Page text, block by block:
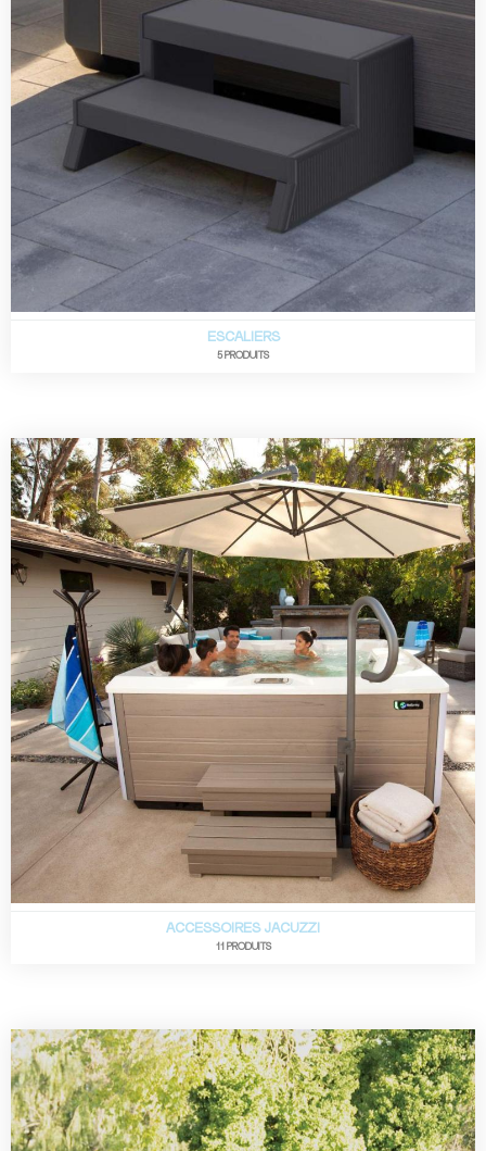
ESCALIERS
5 PRODUITS
ACCESSOIRES JACUZZI
11 PRODUITS